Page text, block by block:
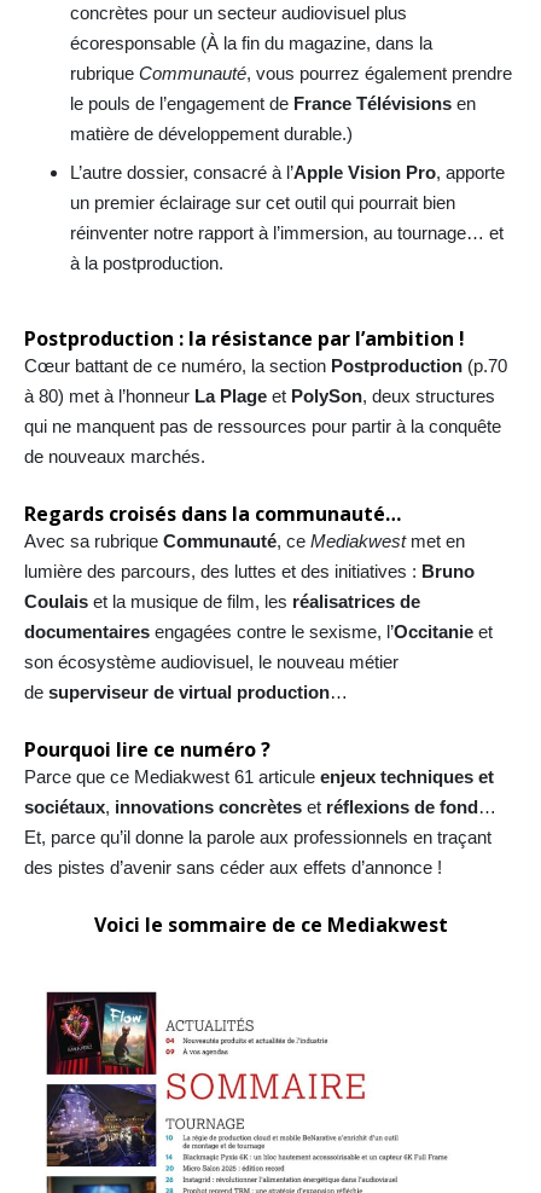
concrètes pour un secteur audiovisuel plus
écoresponsable (À la fin du magazine, dans la
rubrique Communauté, vous pourrez également prendre
le pouls de l’engagement de France Télévisionsen
matière de développement durable.)
L’autre dossier, consacré à l’Apple Vision Pro, apporte
un premier éclairage sur cet outil qui pourrait bien
réinventer notre rapport à l’immersion, au tournage… et
à la postproduction.
Postproduction : la résistance par l’ambition !
Cœur battant de ce numéro, la section Postproduction (p.70
à 80) met à l’honneur La Plage et PolySon, deux structures
qui ne manquent pas de ressources pour partir à la conquête
de nouveaux marchés.
Regards croisés dans la communauté…
Avec sa rubrique Communauté, ce Mediakwestmet en
lumière des parcours, des luttes et des initiatives : Bruno
Coulais et la musique de film, les réalisatrices de
documentaires engagées contre le sexisme, l’Occitanie et
son écosystème audiovisuel, le nouveau métier
de superviseur de virtual production…
Pourquoi lire ce numéro ?
Parce que ce Mediakwest 61 articule enjeux techniques et
sociétaux, innovations concrètes et réflexions de fond…
Et, parce qu’il donne la parole aux professionnels en traçant
des pistes d’avenir sans céder aux effets d’annonce !
Voici le sommaire de ce Mediakwest